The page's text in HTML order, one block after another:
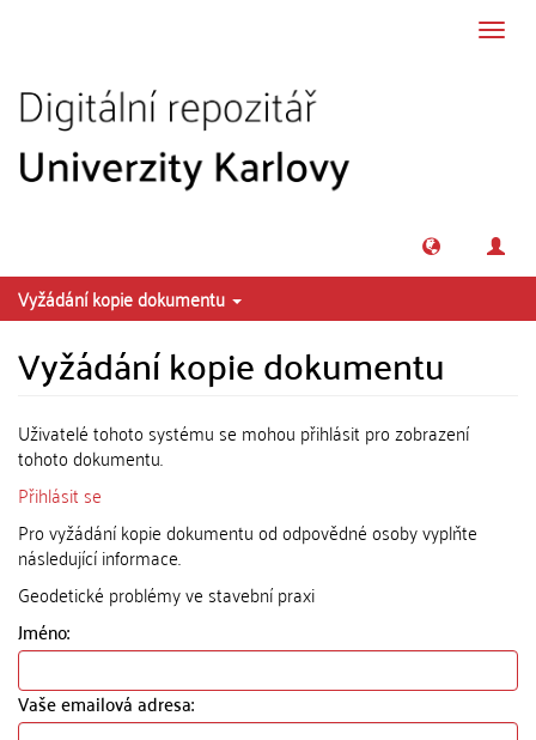
Vyžádání kopie dokumentu
Vyžádání kopie dokumentu
Uživatelé tohoto systému se mohou přihlásit pro zobrazení
tohoto dokumentu.
Přihlásit se
Pro vyžádání kopie dokumentu od odpovědné osoby vyplňte
následující informace.
Geodetické problémy ve stavební praxi
Jméno:
Vaše emailová adresa: